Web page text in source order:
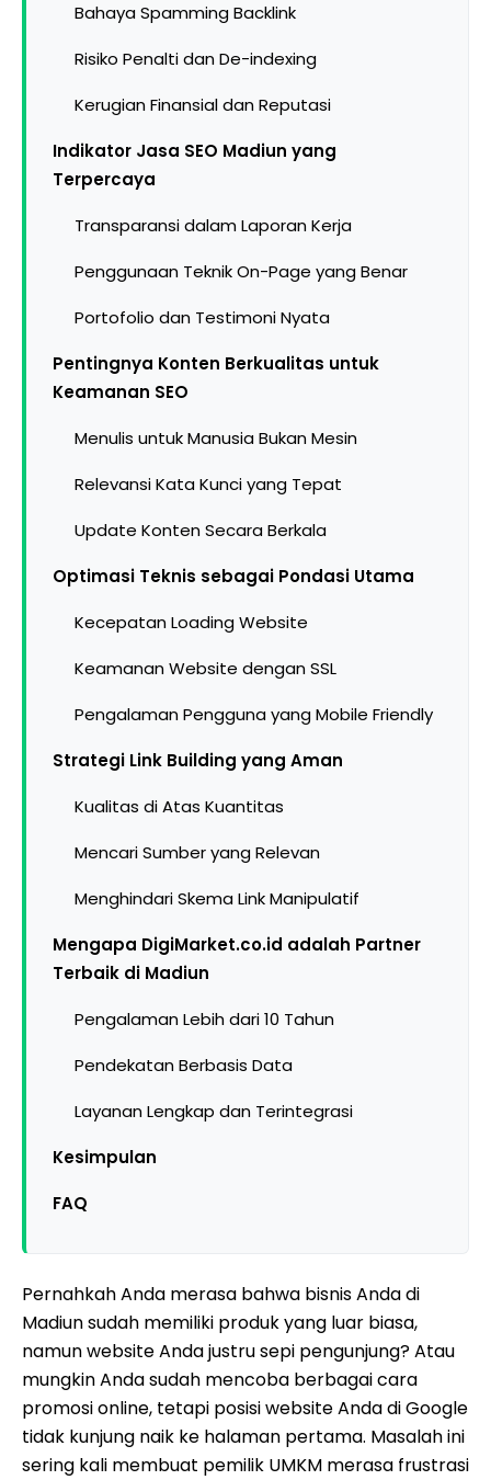
Bahaya Spamming Backlink
Risiko Penalti dan De-indexing
Kerugian Finansial dan Reputasi
Indikator Jasa SEO Madiun yang
Terpercaya
Transparansi dalam Laporan Kerja
Penggunaan Teknik On-Page yang Benar
Portofolio dan Testimoni Nyata
Pentingnya Konten Berkualitas untuk
Keamanan SEO
Menulis untuk Manusia Bukan Mesin
Relevansi Kata Kunci yang Tepat
Update Konten Secara Berkala
Optimasi Teknis sebagai Pondasi Utama
Kecepatan Loading Website
Keamanan Website dengan SSL
Pengalaman Pengguna yang Mobile Friendly
Strategi Link Building yang Aman
Kualitas di Atas Kuantitas
Mencari Sumber yang Relevan
Menghindari Skema Link Manipulatif
Mengapa DigiMarket.co.id adalah Partner
Terbaik di Madiun
Pengalaman Lebih dari 10 Tahun
Pendekatan Berbasis Data
Layanan Lengkap dan Terintegrasi
Kesimpulan
FAQ
Pernahkah Anda merasa bahwa bisnis Anda di
Madiun sudah memiliki produk yang luar biasa,
namun website Anda justru sepi pengunjung? Atau
mungkin Anda sudah mencoba berbagai cara
promosi online, tetapi posisi website Anda di Google
tidak kunjung naik ke halaman pertama. Masalah ini
sering kali membuat pemilik UMKM merasa frustrasi